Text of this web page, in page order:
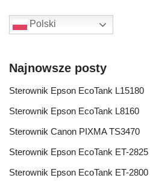
Polski
Najnowsze posty
Sterownik Epson EcoTank L15180
Sterownik Epson EcoTank L8160
Sterownik Canon PIXMA TS3470
Sterownik Epson EcoTank ET-2825
Sterownik Epson EcoTank ET-2800